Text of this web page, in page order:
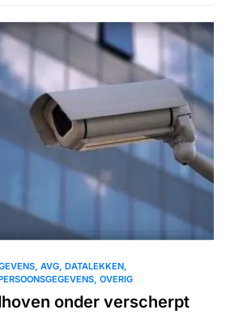
AVG DATALEKKEN
OVERIG
onder verscherpt